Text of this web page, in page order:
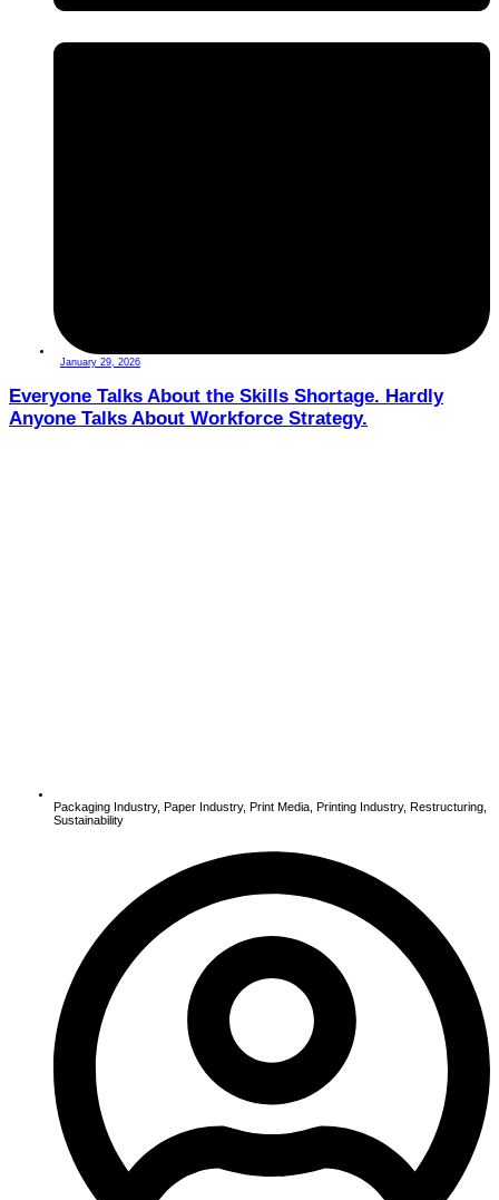
January 29, 2026
Everyone Talks About the Skills Shortage. Hardly
Anyone Talks About Workforce Strategy.
Packaging Industry, Paper Industry, Print Media Printing Industry, Restructuring
Sustainability